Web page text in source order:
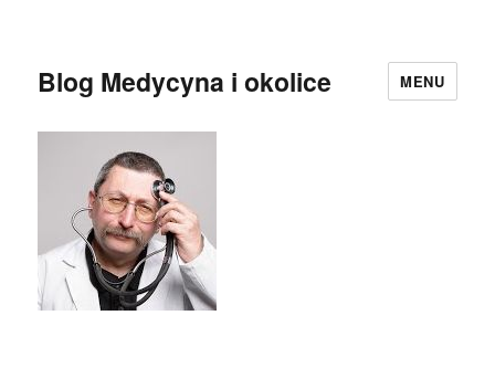
Blog Medycyna i okolice MENU